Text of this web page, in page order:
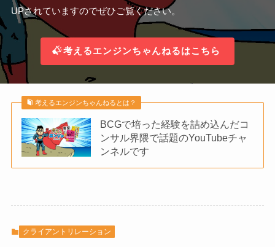
UPされていますのでぜひご覧ください。
考えるエンジンちゃんねるはこちら
考えるエンジンちゃんねるとは？
BCGで培った経験を詰め込んだコ
ンサル界隈で話題のYouTubeチャ
ンネルです
クライアントリレーション